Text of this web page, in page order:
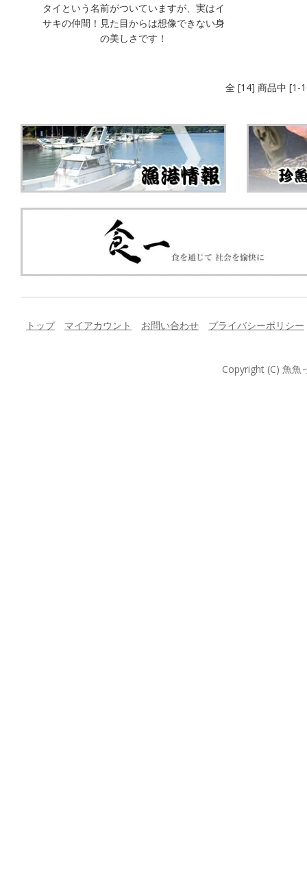
タイという名前がついていますが、実はイ
サキの仲間！見た目からは想像できない身
の美しさです！
全 [14] 商品中 [1-
トップ マイアカウント お問い合わせ プライバシーポリシー
Copyright (C) 魚